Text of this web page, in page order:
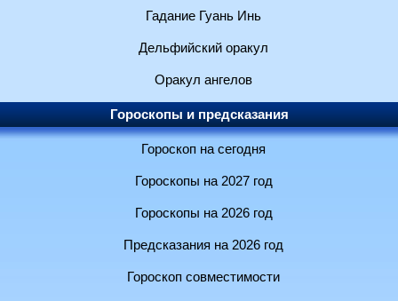
Гадание Гуань Инь
Дельфийский оракул
Оракул ангелов
Гороскопы и предсказания
Гороскоп на сегодня
Гороскопы на 2027 год
Гороскопы на 2026 год
Предсказания на 2026 год
Гороскоп совместимости